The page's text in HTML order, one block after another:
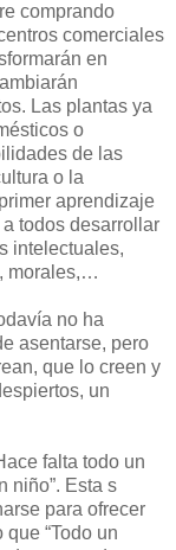
comprando
comerciales
en
Las plantas ya
o
de las
o la
aprendizaje
todos desarrollar
intelectuales,
morales,…
no ha
asentarse, pero
que lo creen y
un
falta todo un
niño”. Esta s
para ofrecer
“Todo un